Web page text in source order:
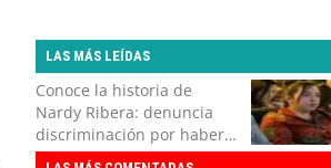
LAS MÁS LEÍDAS
Conoce la historia de
Nardy Ribera: denuncia
discriminación por haber
estado presa siendo